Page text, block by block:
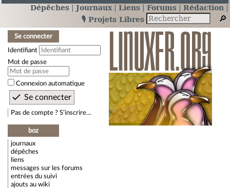
Dépêches Journaux Liens Forums
Rédaction
🎙️ Projets Libres
Se connecter
Identifiant
Mot de passe
Connexion automatique
Pas de compte ? S’inscrire…
boz
journaux
dépêches
liens
messages sur les forums
entrées du suivi
ajouts au wiki